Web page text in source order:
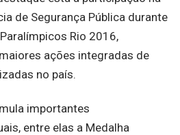
de Segurança Pública durante
Rio 2016,
ações integradas de
no país.
importantes
entre elas a Medalha